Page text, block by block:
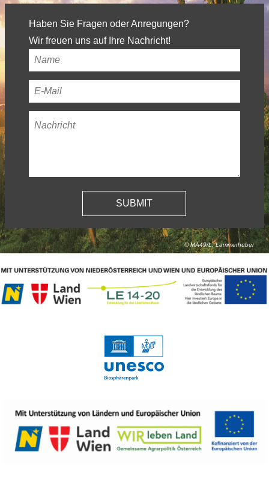
Haben Sie Fragen oder Anregungen?
Wir freuen uns auf Ihre Nachricht!
Ihr
Name*
Ihre
E-
Mail-
Nachricht*
© MA49/L. Lammerhuber